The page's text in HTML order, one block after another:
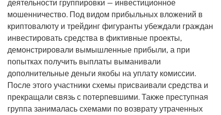
деятельности группировки — инвестиционное
мошенничество. Под видом прибыльных вложений в
криптовалюту и трейдинг фигуранты убеждали граждан
инвестировать средства в фиктивные проекты,
демонстрировали вымышленные прибыли, а при
попытках получить выплаты выманивали
дополнительные деньги якобы на уплату комиссии.
После этого участники схемы присваивали средства и
прекращали связь с потерпевшими. Также преступная
группа занималась схемами по возврату утраченных